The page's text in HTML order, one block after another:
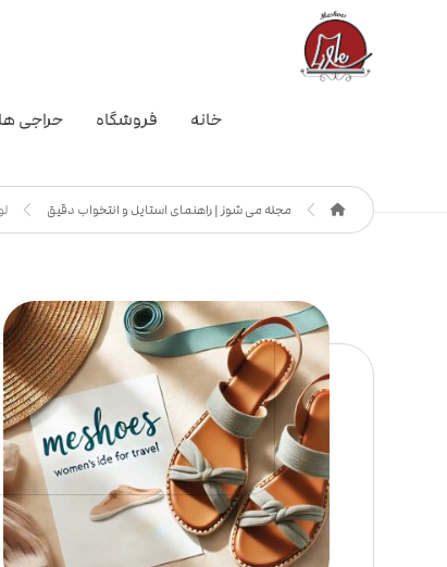
خانه فروشگاه حراجی ها
مجله می شوز | راهنمای استایل و انتخواب دقیق